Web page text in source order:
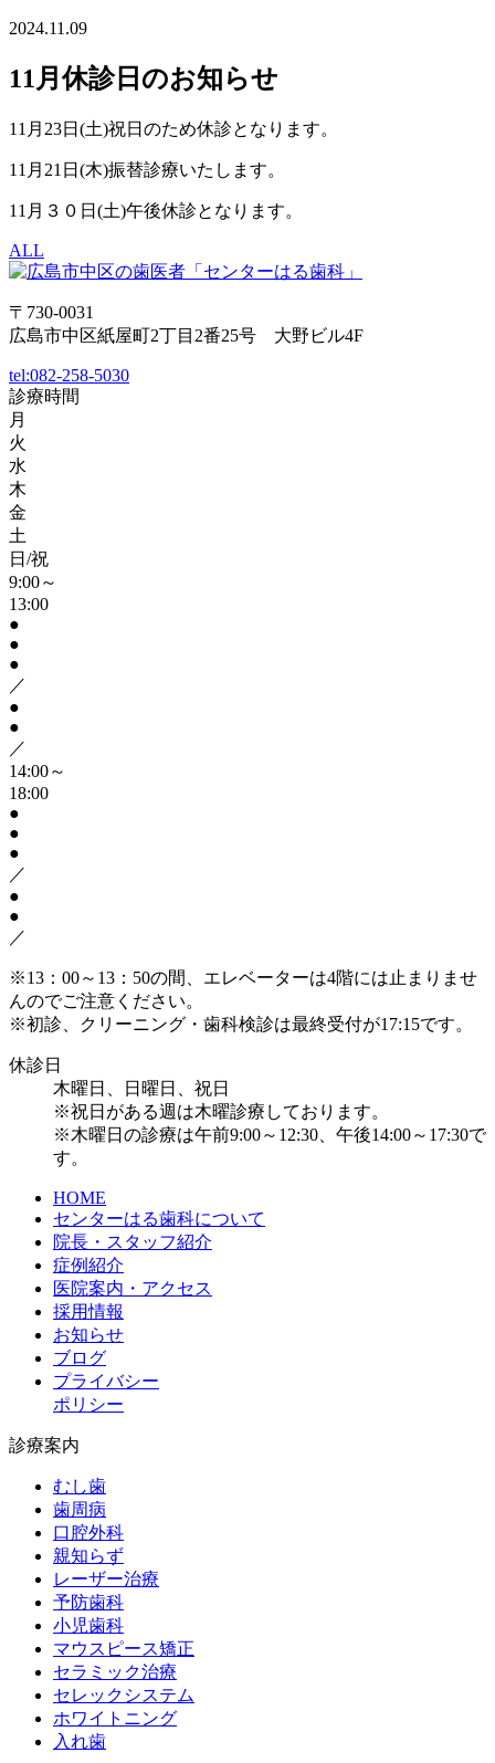
2024.11.09
11月休診日のお知らせ
11月23日(土)祝日のため休診となります。
11月21日(木)振替診療いたします。
11月３０日(土)午後休診となります。
ALL
〒730-0031
広島市中区紙屋町2丁目2番25号 大野ビル4F
tel:082-258-5030
診療時間
月
火
水
木
金
土
日/祝
9:00～
13:00
●
●
●
／
●
●
／
14:00～
18:00
●
●
●
／
●
●
／
※13：00～13：50の間、エレベーターは4階には止まりませ
んのでご注意ください。
※初診、クリーニング・歯科検診は最終受付が17:15です。
休診日
木曜日、日曜日、祝日
※祝日がある週は木曜診療しております。
※木曜日の診療は午前9:00～12:30、午後14:00～17:30で
す。
HOME
センターはる歯科について
院長・スタッフ紹介
症例紹介
医院案内・アクセス
採用情報
お知らせ
ブログ
プライバシー
ポリシー
診療案内
むし歯
歯周病
口腔外科
親知らず
レーザー治療
予防歯科
小児歯科
マウスピース矯正
セラミック治療
セレックシステム
ホワイトニング
入れ歯